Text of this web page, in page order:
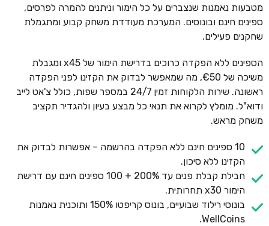
מטבעות נאמנות שנצברים על כל הימור וניתנים להמרה לפרסים,
ספינים חינם ובונוסים. המערכת מעודדת משחק קבוע ומתגמלת
שחקנים פעילים.
הספינים ללא הפקדה כרוכים בדרישת הימור של x45 ומגבלת
משיכה של €50, מה שמאפשר לבדוק את הקזינו לפני הפקדה
ראשונה. שירות הלקוחות זמין 24/7 במספר שפות, כולל צ'אט לייב
ודוא"ל. מומלץ לקרוא את תנאי כל מבצע בעיון ולהגדיר תקציב
משחק מראש.
10 ספינים חינם ללא הפקדה בהרשמה – אפשרות לבדוק את
הקזינו ללא סיכון.
חבילת קבלת פנים עד 200% + 100 ספינים חינם עם דרישת
הימור x30 תחרותית.
בונוסי רילוד שבועיים, בונוס קריפטו 150% ותוכנית נאמנות
WellCoins.